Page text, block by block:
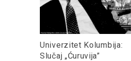
Univerzitet Kolumbija:
Slučaj „Ćuruvija”